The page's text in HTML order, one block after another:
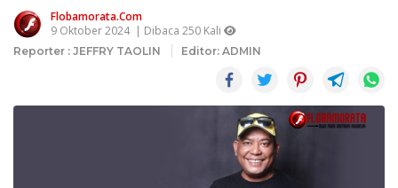
Flobamorata.com
9 Oktober 2024 | Dibaca 250 Kali
Reporter : JEFFRY TAOLIN Editor: ADMIN